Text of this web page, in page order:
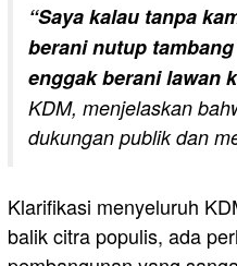
“Saya kalau tanpa
berani nutup
enggak berani lawan
KDM, menjelaskan
dukungan publik dan
Klarifikasi menyeluruh
balik citra populis, ada